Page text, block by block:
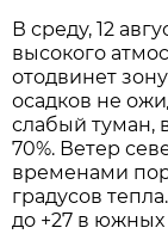
В среду, 12
высокого
отодвинет
осадков не
слабый туман,
70%. Ветер
временами
градусов
до +27 в южных